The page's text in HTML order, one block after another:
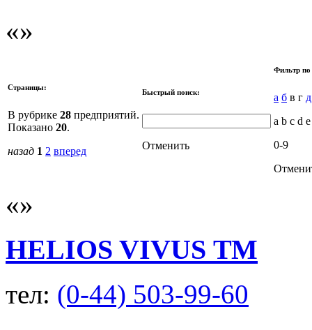
Страницы:
В рубрике 28 предприятий.
Показано 20.
назад 1 2 вперед
Быстрый поиск:
Отменить
Фильтр по
а б в г д
a b c d
0-9
HELIOS VIVUS ТМ
тел: (0-44) 503-99-60